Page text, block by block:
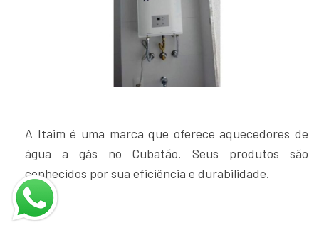
A Itaim é uma marca que oferece aquecedores de
água a gás no Cubatão. Seus produtos são
conhecidos por sua eficiência e durabilidade.